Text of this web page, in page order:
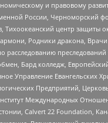
и правовому
России, Черноморский
центр защиты
Родники дракона,
Бард колледж,
Управление Евангельских
Предприятий,
Международных
Calvert 22 Foundation,